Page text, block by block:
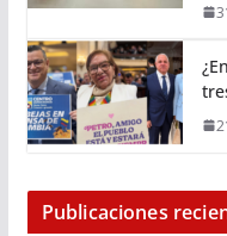
Publicaciones